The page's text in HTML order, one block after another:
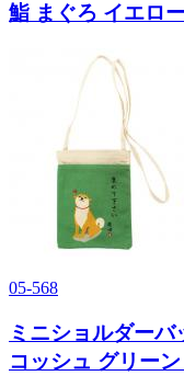
鮨 まぐろ イエロ
05-568
ミニショルダー
コッシュ グリー